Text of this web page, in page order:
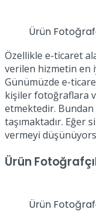
Ürün
Özellikle e-ticaret
verilen hizmetin en
Günümüzde e-
kişiler fotoğraflara
etmektedir.
taşımaktadır. Eğer
vermeyi
Ürün
Ürün